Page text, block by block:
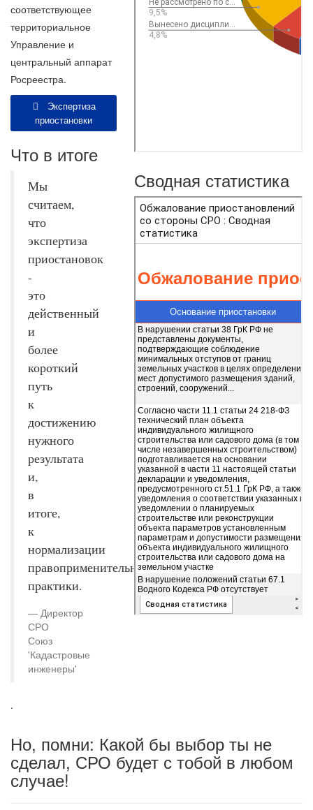
соответствующее
территориальное
Управление и
центральный аппарат
Росреестра.
Экспертиза
приостановки
Что в итоге
Мы
считаем,
что
экспертиза
приостановок
-
это
действенный
и
более
короткий
путь
к
достижению
нужного
результата
и,
в
итоге,
к
нормализации
правоприменительной
практики.
Директор
СРО
Союз
'Кадастровые
инженеры'
.
Сводная статистика
Но, помни: Какой бы выбор ты не
сделал, СРО будет с тобой в любом
случае!